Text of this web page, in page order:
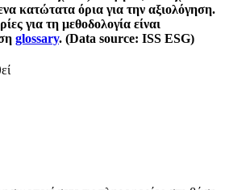
κατώτατα όρια για την αξιολόγηση.
για τη μεθοδολογία είναι
glossary. (Data source: ISS ESG)